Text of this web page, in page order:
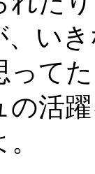
いき
て
活